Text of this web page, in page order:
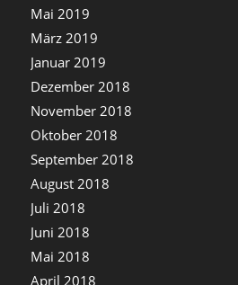
Mai 2019
März 2019
Januar 2019
Dezember 2018
November 2018
Oktober 2018
September 2018
August 2018
Juli 2018
Juni 2018
Mai 2018
April 2018